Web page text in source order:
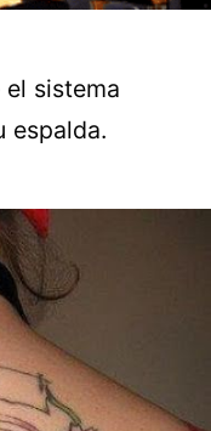
el sistema
espalda.